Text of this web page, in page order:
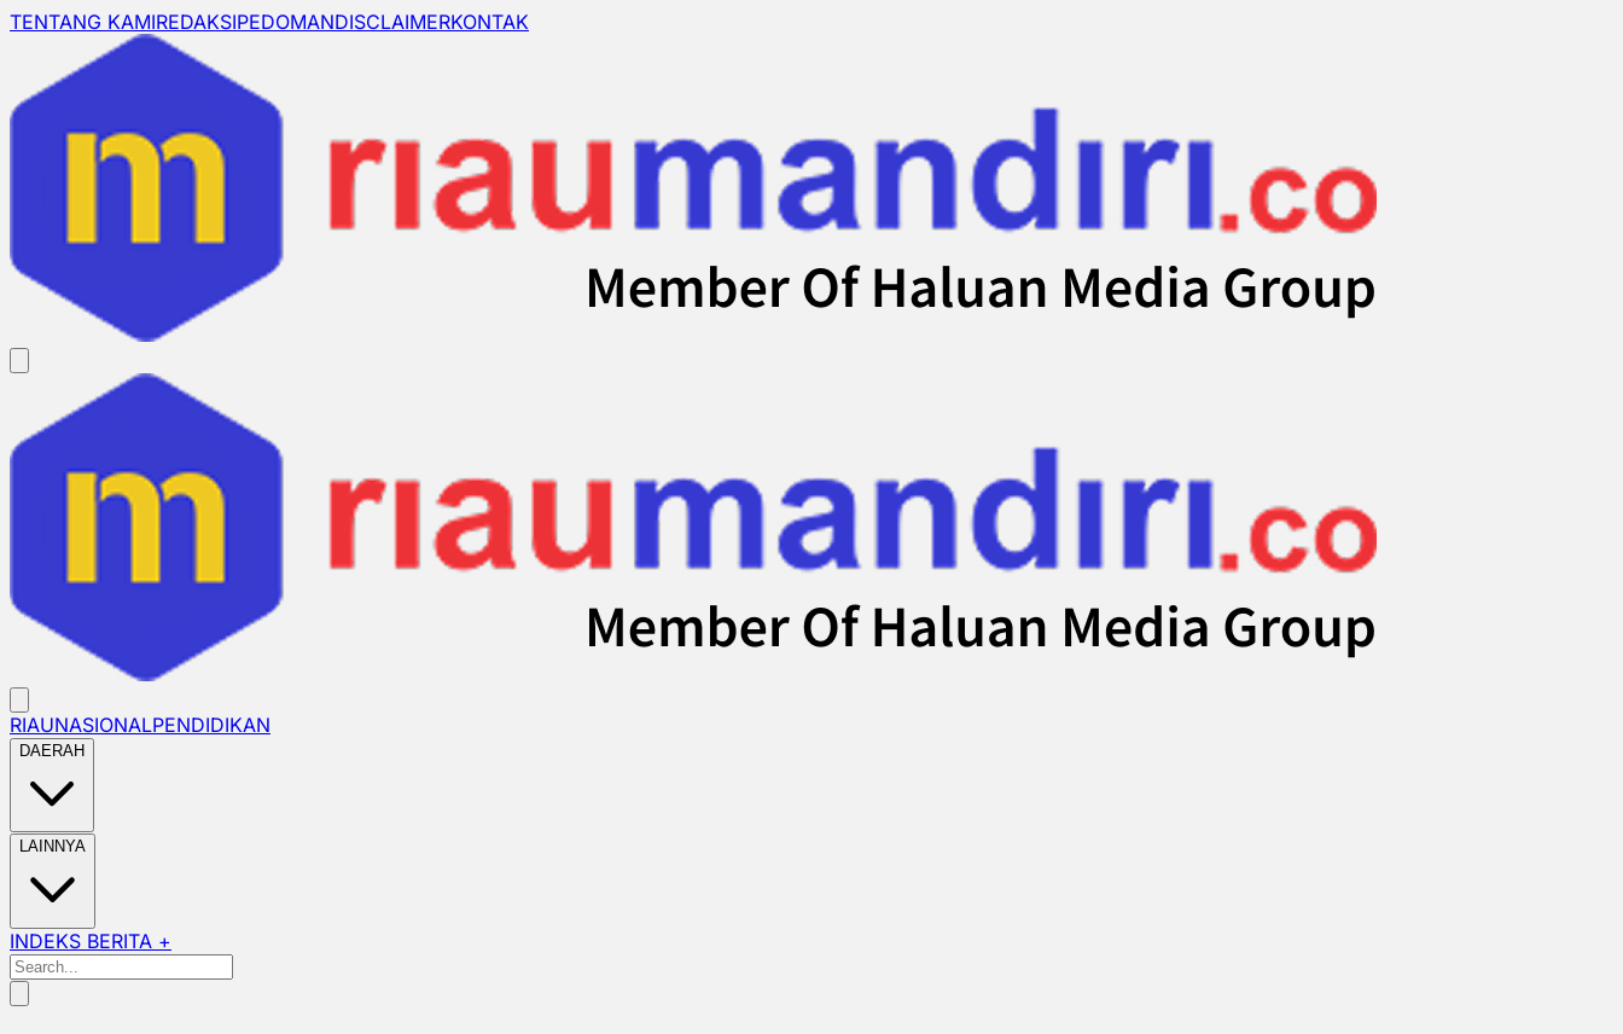
TENTANG KAMIREDAKSIPEDOMANDISCLAIMERKONTAK
RIAUNASIONALPENDIDIKAN
DAERAH
LAINNYA
INDEKS BERITA +